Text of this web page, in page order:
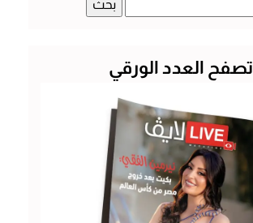
تصفح العدد الورقي